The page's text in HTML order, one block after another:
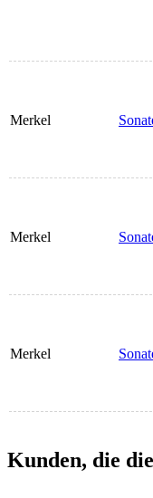
Merkel
Merkel
Merkel
Kunden, die